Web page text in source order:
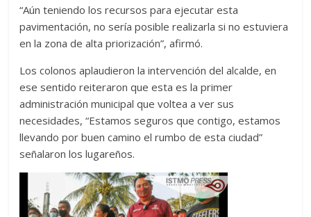
“Aún teniendo los recursos para ejecutar esta
pavimentación, no sería posible realizarla si no estuviera
en la zona de alta priorización”, afirmó.
Los colonos aplaudieron la intervención del alcalde, en
ese sentido reiteraron que esta es la primer
administración municipal que voltea a ver sus
necesidades, “Estamos seguros que contigo, estamos
llevando por buen camino el rumbo de esta ciudad”
señalaron los lugareños.